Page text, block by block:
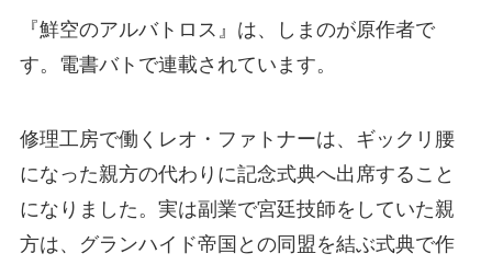
『鮮空のアルバトロス』は、しまのが原作者で
す。電書バトで連載されています。
修理工房で働くレオ・ファトナーは、ギックリ腰
になった親方の代わりに記念式典へ出席すること
になりました。実は副業で宮廷技師をしていた親
方は、グランハイド帝国との同盟を結ぶ式典で作